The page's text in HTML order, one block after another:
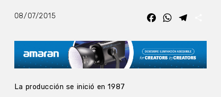
08/07/2015 FacebookWhatsApp
La producción se inició en 1987